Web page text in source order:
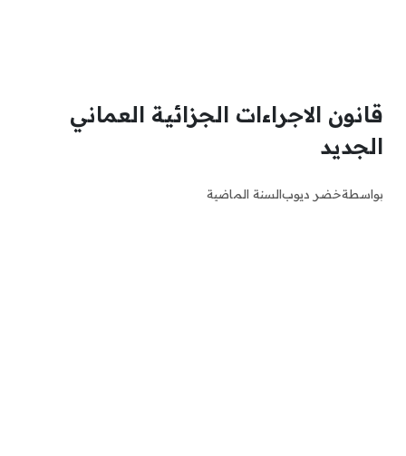
قانون الاجراءات الجزائية العماني
الجديد
بواسطةخضر ديوبالسنة الماضية